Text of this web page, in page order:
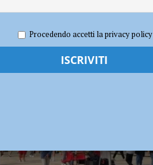
la situazione nella provincia di Piacenza”
Procedendo accetti la privacy policy